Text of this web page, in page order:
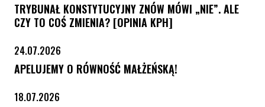
TRYBUNAŁ KONSTYTUCYJNY ZNÓW MÓWI „NIE”. ALE
CZY TO COŚ ZMIENIA? [OPINIA KPH]
24.07.2026
APELUJEMY O RÓWNOŚĆ MAŁŻEŃSKĄ!
18.07.2026